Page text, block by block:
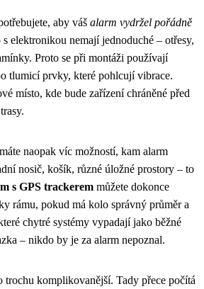
aby váš alarm vydržel pořádně
elektronikou nemají jednoduché – otřesy,
Proto se při montáži používají
tlumicí prvky, které pohlcují vibrace.
místo, kde bude zařízení chráněné před
naopak víc možností, kam alarm
nosič, košík, různé úložné prostory – to
s GPS trackerem můžete dokonce
rámu, pokud má kolo správný průměr a
chytré systémy vypadají jako běžné
– nikdo by je za alarm nepoznal.
trochu komplikovanější. Tady přece počítá